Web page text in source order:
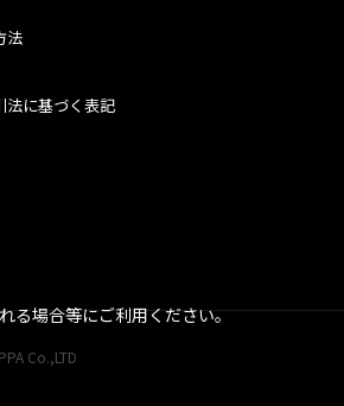
法
法に基づく表記
Co.,LTD
る場合等にご利用ください。